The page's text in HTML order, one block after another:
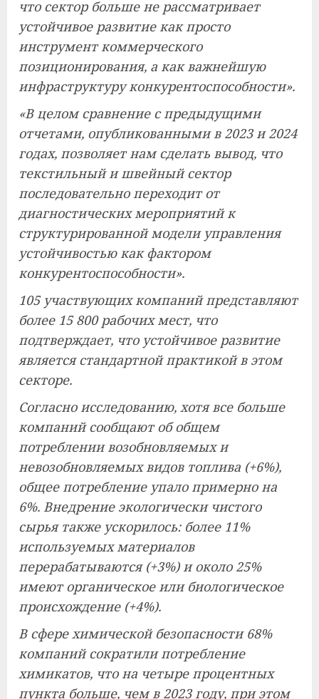
что сектор больше не рассматривает
устойчивое развитие как просто
инструмент коммерческого
позиционирования, а как важнейшую
инфраструктуру конкурентоспособности».
«В целом сравнение с предыдущими
отчетами, опубликованными в 2023 и 2024
годах, позволяет нам сделать вывод, что
текстильный и швейный сектор
последовательно переходит от
диагностических мероприятий к
структурированной модели управления
устойчивостью как фактором
конкурентоспособности».
105 участвующих компаний представляют
более 15 800 рабочих мест, что
подтверждает, что устойчивое развитие
является стандартной практикой в ​​этом
секторе.
Согласно исследованию, хотя все больше
компаний сообщают об общем
потреблении возобновляемых и
невозобновляемых видов топлива (+6%),
общее потребление упало примерно на
6%. Внедрение экологически чистого
сырья также ускорилось: более 11%
используемых материалов
перерабатываются (+3%) и около 25%
имеют органическое или биологическое
происхождение (+4%).
В сфере химической безопасности 68%
компаний сократили потребление
химикатов, что на четыре процентных
пункта больше, чем в 2023 году, при этом